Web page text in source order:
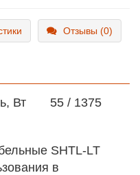
Отзывы (0)
Вт 55 / 1375
SHTL-LT
в